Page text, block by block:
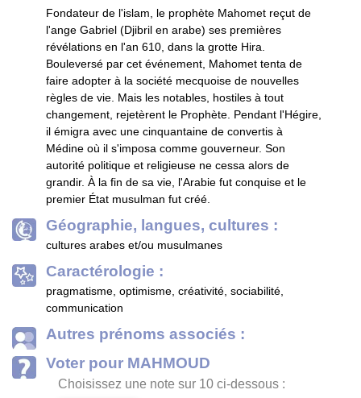
Fondateur de l'islam, le prophète Mahomet reçut de
l'ange Gabriel (Djibril en arabe) ses premières
révélations en l'an 610, dans la grotte Hira.
Bouleversé par cet événement, Mahomet tenta de
faire adopter à la société mecquoise de nouvelles
règles de vie. Mais les notables, hostiles à tout
changement, rejetèrent le Prophète. Pendant l'Hégire,
il émigra avec une cinquantaine de convertis à
Médine où il s'imposa comme gouverneur. Son
autorité politique et religieuse ne cessa alors de
grandir. À la fin de sa vie, l'Arabie fut conquise et le
premier État musulman fut créé.
Géographie, langues, cultures :
cultures arabes et/ou musulmanes
Caractérologie :
pragmatisme, optimisme, créativité, sociabilité,
communication
Autres prénoms associés :
Voter pour MAHMOUD
Choisissez une note sur 10 ci-dessous :